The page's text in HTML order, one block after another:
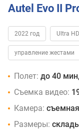
Bundle
Autel Evo II
2022 год Ultra
управление жестами
Полет: до 40
Съемка видео:
Камера:
Размеры: